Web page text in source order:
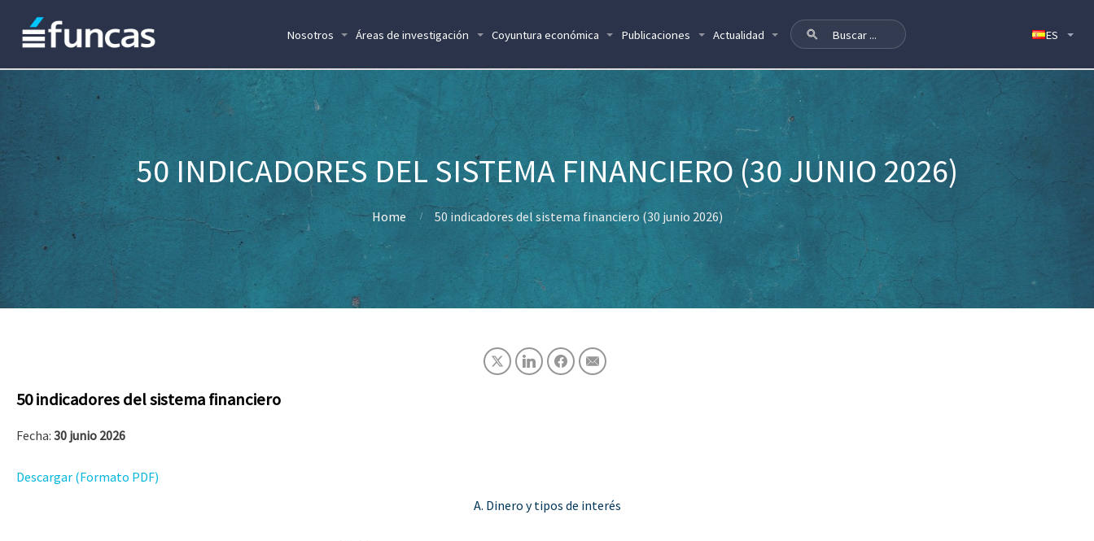
Nosotros Áreas de investigación Coyuntura económica Publicaciones Actualidad
50 INDICADORES DEL SISTEMA FINANCIERO (30 JUNIO 2026)
Home 50 indicadores del sistema financiero (30 junio 2026)
50 indicadores del sistema financiero
Fecha: 30 junio 2026
Descargar (Formato PDF)
A. Dinero y tipos de interés